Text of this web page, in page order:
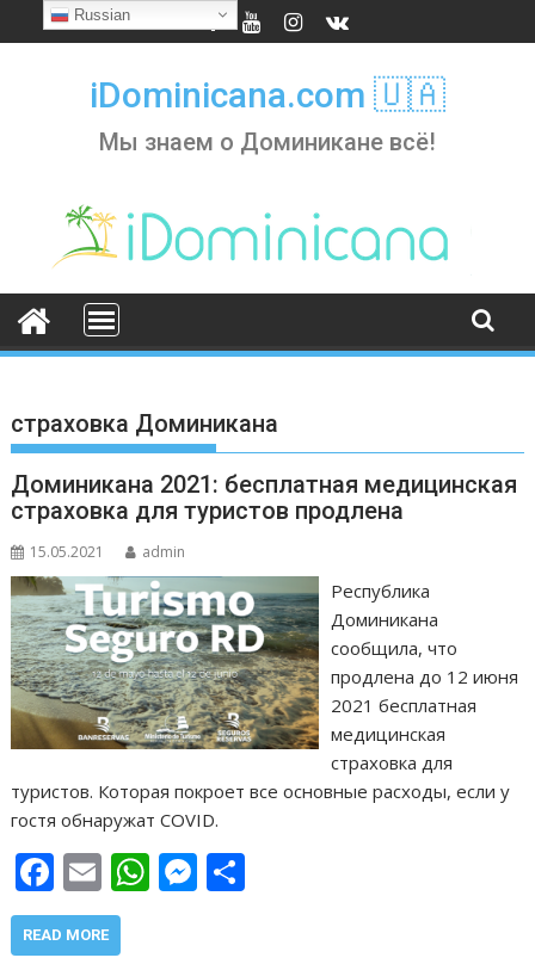
to
iDominicana.com 🇺🇦
Мы знаем о Доминикане всё!
страховка Доминикана
Доминикана 2021: бесплатная медицинская
страховка для туристов продлена
15.05.2021 admin
Республика
Доминикана
сообщила, что
продлена до 12 июня
2021 бесплатная
медицинская
страховка для
туристов. Которая покроет все основные расходы, если у
гостя обнаружат COVID.
F
ac
e
E
m
ai
W M
READ MORE
Russian